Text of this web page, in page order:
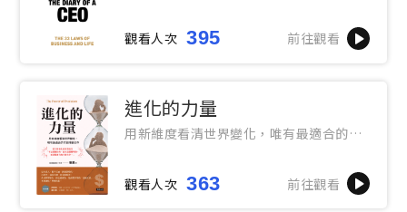
觀看人次 395 前往觀看
進化的力量
用新維度看清世界變化，唯有最適合的才
觀看人次 363 前往觀看